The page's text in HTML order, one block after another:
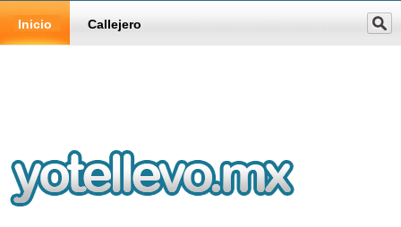
Inicio Callejero